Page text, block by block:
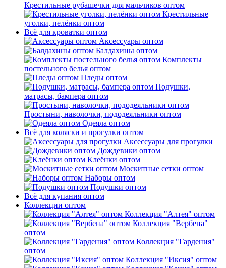
Крестильные рубашечки для мальчиков оптом
Крестильные
уголки, пелёнки оптом
Всё для кроватки оптом
Аксессуары оптом
Балдахины оптом
Комплекты
постельного белья оптом
Пледы оптом
Подушки,
матрасы, бампера оптом
Простыни, наволочки, пододеяльники оптом
Одеяла оптом
Всё для коляски и прогулки оптом
Аксессуары для прогулки
Дождевики оптом
Клеёнки оптом
Москитные сетки оптом
Наборы оптом
Подушки оптом
Всё для купания оптом
Коллекции оптом
Коллекция "Алтея" оптом
Коллекция "Вербена"
оптом
Коллекция "Гардения"
оптом
Коллекция "Иксия" оптом